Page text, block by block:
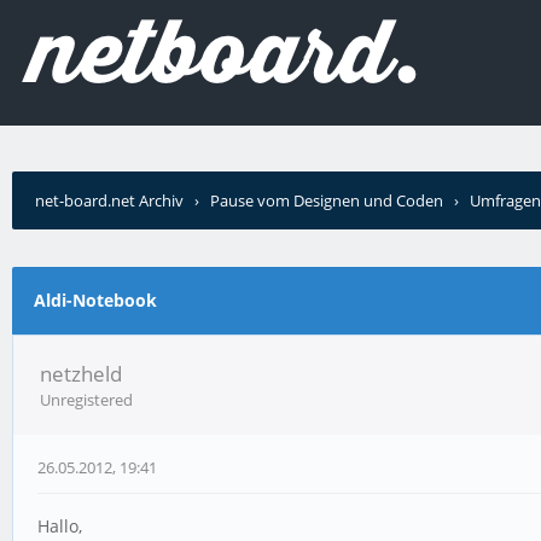
net-board.net Archiv › Pause vom Designen und Coden › Umfragen
Aldi-Notebook
netzheld
Unregistered
26.05.2012, 19:41
Hallo,